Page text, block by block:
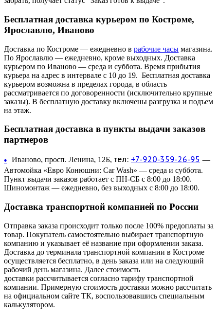
Бесплатная доставка курьером по Костроме,
Ярославлю, Иваново
Доставка по Костроме — ежедневно в рабочие часы магазина.
По Ярославлю — ежедневно, кроме выходных. Доставка
курьером по Иваново — среда и суббота. Время прибытия
курьера на адрес в интервале с 10 до 19. Бесплатная доставка
курьером возможна в пределах города, в область
рассматривается по договоренности (исключительно крупные
заказы). В бесплатную доставку включены разгрузка и подъем
на этаж.
Бесплатная доставка в пункты выдачи заказов
партнеров
• Иваново, просп. Ленина, 12Б, тел: +7-920-359-26-95 —
Автомойка «Евро Конюшни: Car Wash» — среда и суббота.
Пункт выдачи заказов работает с ПН-СБ с 8:00 до 18:00.
Шиномонтаж — ежедневно, без выходных с 8:00 до 18:00.
Доставка транспортной компанией по России
Отправка заказа происходит только после 100% предоплаты за
товар. Покупатель самостоятельно выбирает транспортную
компанию и указывает её название при оформлении заказа.
Доставка до терминала транспортной компании в Костроме
осуществляется бесплатно, в день заказа или на следующий
рабочий день магазина. Далее стоимость
доставки рассчитывается согласно тарифу транспортной
компании. Примерную стоимость доставки можно рассчитать
на официальном сайте ТК, воспользовавшись специальным
калькулятором.